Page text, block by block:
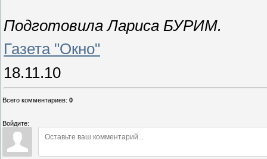
Подготовила Лариса БУРИМ.
Газета "Окно"
18.11.10
Всего комментариев: 0
Войдите: